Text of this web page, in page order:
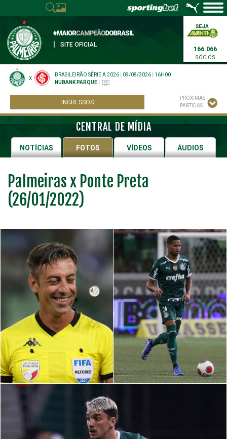
SITE OFICIAL
166.066
SÓCIOS
X
BRASILEIRÃO SÉRIE A 2026 09/08/2026
16H00
NUBANK PARQUE
INGRESSOS
PRÓXIMAS
PARTIDAS
CENTRAL DE MÍDIA
NOTÍCIAS FOTOS VÍDEOS ÁUDIOS
Palmeiras x Ponte Preta
(26/01/2022)